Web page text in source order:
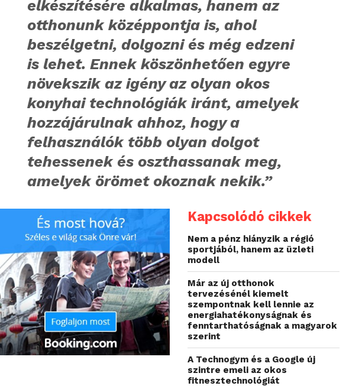
elkészítésére alkalmas, hanem az
otthonunk középpontja is, ahol
beszélgetni, dolgozni és még edzeni
is lehet. Ennek köszönhetően egyre
növekszik az igény az olyan okos
konyhai technológiák iránt, amelyek
hozzájárulnak ahhoz, hogy a
felhasználók több olyan dolgot
tehessenek és oszthassanak meg,
amelyek örömet okoznak nekik.”
Kapcsolódó cikkek
Nem a pénz hiányzik a régió
sportjából, hanem az üzleti
modell
Már az új otthonok
tervezésénél kiemelt
szempontnak kell lennie az
energiahatékonyságnak és
fenntarthatóságnak a magyarok
szerint
A Technogym és a Google új
szintre emeli az okos
fitnesztechnológiát